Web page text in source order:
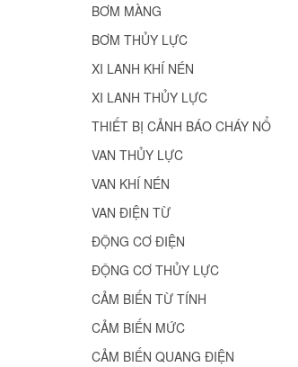
BƠM MÀNG
BƠM THỦY LỰC
XI LANH KHÍ NÉN
XI LANH THỦY LỰC
THIẾT BỊ CẢNH BÁO CHÁY NỔ
VAN THỦY LỰC
VAN KHÍ NÉN
VAN ĐIỆN TỪ
ĐỘNG CƠ ĐIỆN
ĐỘNG CƠ THỦY LỰC
CẢM BIẾN TỪ TÍNH
CẢM BIẾN MỨC
CẢM BIẾN QUANG ĐIỆN